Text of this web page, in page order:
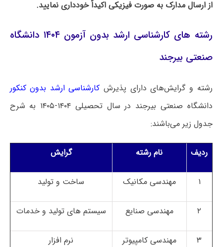
از ارسال مدارک به صورت فیزیکی اکیداً خودداری نمایید.
رشته های کارشناسی ارشد بدون آزمون ۱۴۰۴ دانشگاه
صنعتی بیرجند
رشته و گرایش‌های دارای پذیرش کارشناسی ارشد بدون کنکور
دانشگاه صنعتی بیرجند در سال تحصیلی ۱۴۰۴-۱۴۰۵ به شرح
جدول زیر می‌باشند:
ردیف نام رشته گرایش
۱ مهندسی مکانیک ساخت و تولید
۲ مهندسی صنایع سیستم های تولید و خدمات
۳ مهندسی کامپیوتر نرم افزار